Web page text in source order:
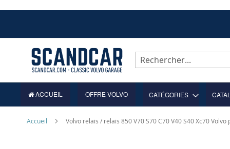
contenu
Rechercher
ACCUEIL OFFRE VOLVO CATÉGORIES
Accueil Volvo relais / relais 850 V70 S70 C70 V40 S40 Xc70 Volvo